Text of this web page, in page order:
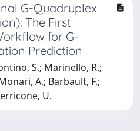
G-Quadruplex
The First
for G-
Prediction
S.; Marinello, R.;
A.; Barbault, F.;
U.